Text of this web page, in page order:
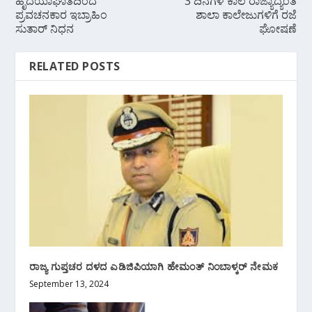
ಪ್ರವಚನಕಾರ ಇಬ್ರಾಹಿಂ
ಸುತಾರ್ ನಿಧನ
ಶಾಲಾ ಕಾಲೇಜುಗಳಿಗೆ ರಜೆ
ಘೋಷಣೆ
RELATED POSTS
ರಾಜ್ಯ ಗುಪ್ತಚರ ದಳದ ಎಡಿಜಿಪಿಯಾಗಿ ಹೇಮಂತ್ ನಿಂಬಾಳ್ಕರ್ ನೇಮಕ
September 13, 2024